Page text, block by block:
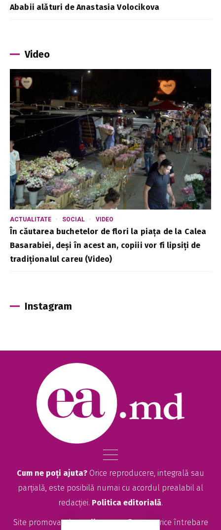
Ababii alături de Anastasia Volocikova
Video
ACTUALITATE SOCIAL VIDEO
În căutarea buchetelor de flori la piața de la Calea
Basarabiei, deși în acest an, copiii vor fi lipsiți de
tradiționalul careu (Video)
Instagram
Cum ne poți ajuta? Orice reproducere, integrală sau
parțială, este posibilă numai cu acordul prealabil al
redacției. Politica editorială.
Site promovat deseolitte.com. Pentru orice întrebare